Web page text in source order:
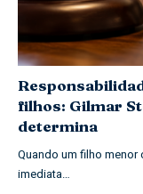
filhos: Gilmar
determina
Quando um filho
imediata…